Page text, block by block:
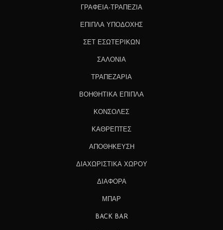
ΓΡΑΦΕΙΑ-ΤΡΑΠΕΖΙΑ
ΕΠΙΠΛΑ ΥΠΟΔΟΧΗΣ
ΣΕΤ ΕΣΩΤΕΡΙΚΩΝ
ΣΑΛΟΝΙΑ
ΤΡΑΠΕΖΑΡΙΑ
ΒΟΗΘΗΤΙΚΑ ΕΠΙΠΛΑ
ΚΟΝΣΟΛΕΣ
ΚΑΘΡΕΠΤΕΣ
ΑΠΟΘΗΚΕΥΣΗ
ΔΙΑΧΩΡΙΣΤΙΚΑ ΧΩΡΟΥ
ΔΙΑΦΟΡΑ
ΜΠΑΡ
BACK BAR